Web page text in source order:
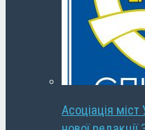
Асоціація